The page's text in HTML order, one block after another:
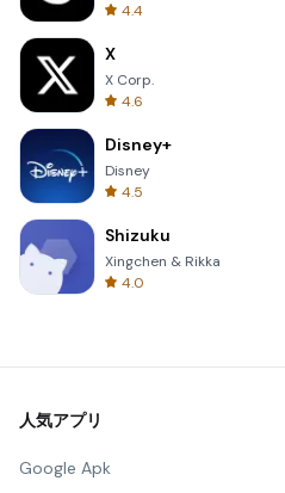
4.4
X
X Corp.
4.6
Disney+
Disney
4.5
Shizuku
Xingchen & Rikka
4.0
人気アプリ
Google Apk